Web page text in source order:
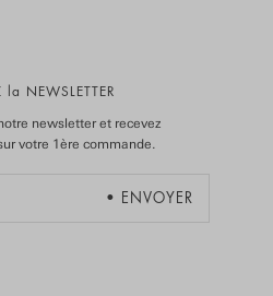
la NEWSLETTER
newsletter et recevez
votre 1ère commande.